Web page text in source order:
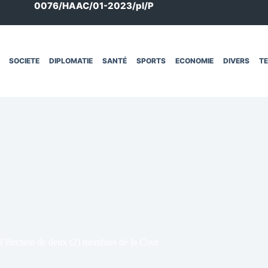
0076/HAAC/01-2023/pl/P
SOCIETE DIPLOMATIE SANTÉ SPORTS ECONOMIE DIVERS